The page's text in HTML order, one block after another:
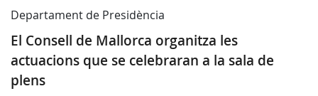
Departament de Presidència
El Consell de Mallorca organitza les
actuacions que se celebraran a la sala de
plens